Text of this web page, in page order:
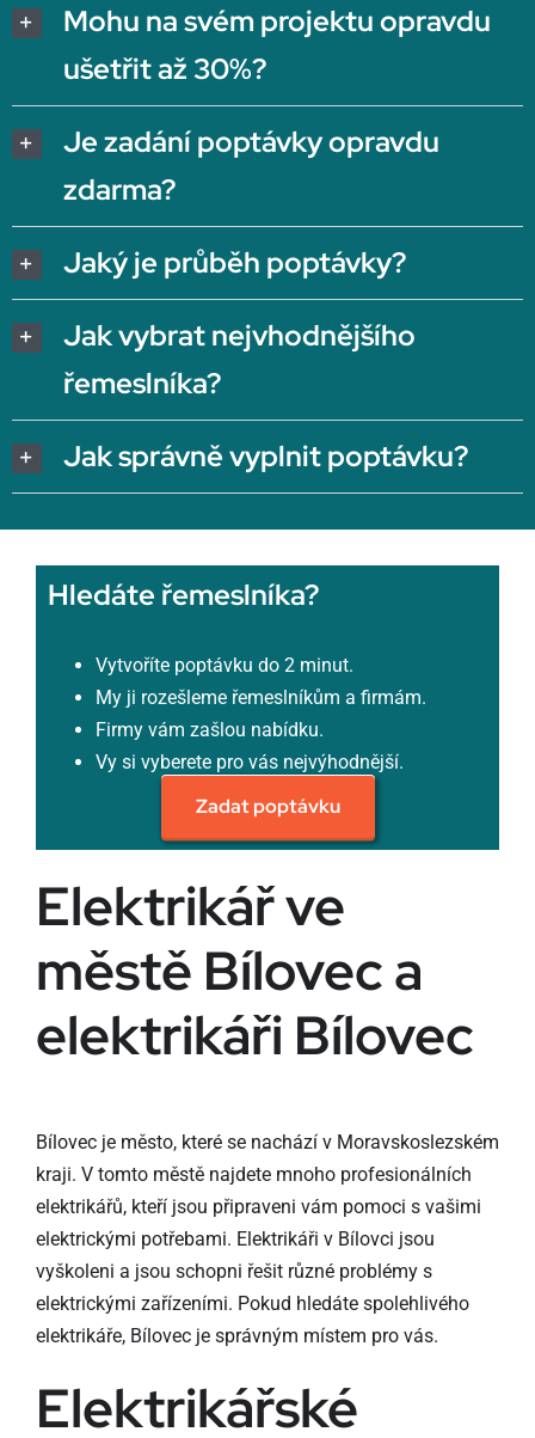
Mohu na svém projektu opravdu
ušetřit až 30%?
Je zadání poptávky opravdu
zdarma?
Jaký je průběh poptávky?
Jak vybrat nejvhodnějšího
řemeslníka?
Jak správně vyplnit poptávku?
Hledáte řemeslníka?
Vytvoříte poptávku do 2 minut.
My ji rozešleme řemeslníkům a firmám.
Firmy vám zašlou nabídku.
Vy si vyberete pro vás nejvýhodnější.
Zadat poptávku
Elektrikář ve
městě Bílovec a
elektrikáři Bílovec
Bílovec je město, které se nachází v Moravskoslezském
kraji. V tomto městě najdete mnoho profesionálních
elektrikářů, kteří jsou připraveni vám pomoci s vašimi
elektrickými potřebami. Elektrikáři v Bílovci jsou
vyškoleni a jsou schopni řešit různé problémy s
elektrickými zařízeními. Pokud hledáte spolehlivého
elektrikáře, Bílovec je správným místem pro vás.
Elektrikářské